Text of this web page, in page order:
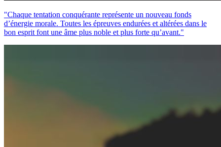
"Chaque tentation conquérante représente un nouveau fonds
d’énergie morale. Toutes les épreuves endurées et altérées dans le
bon esprit font une âme plus noble et plus forte qu’avant."